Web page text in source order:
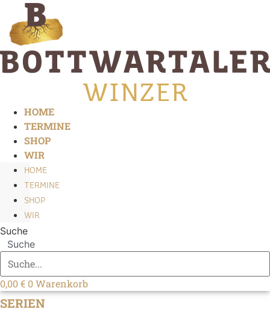
Inhalt
springen
HOME
TERMINE
SHOP
WIR
HOME
TERMINE
SHOP
WIR
Suche
Suche
0,00€ 0Warenkorb
SERIEN